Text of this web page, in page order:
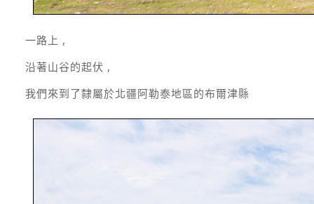
一路上 ,
沿著山谷的起伏 ,
我們來到了隸屬於北疆阿勒泰地區的布爾津縣